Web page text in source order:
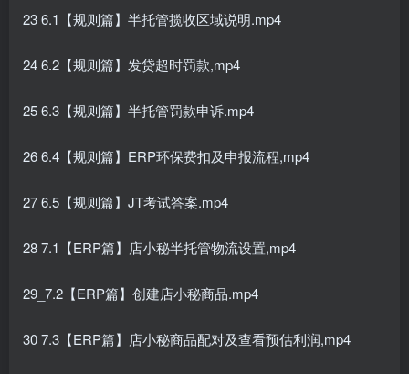
23 6.1【规则篇】半托管揽收区域说明.mp4
24 6.2【规则篇】发贷超时罚款,mp4
25 6.3【规则篇】半托管罚款申诉.mp4
26 6.4【规则篇】ERP环保费扣及申报流程,mp4
27 6.5【规则篇】JT考试答案.mp4
28 7.1【ERP篇】店小秘半托管物流设置,mp4
29_7.2【ERP篇】创建店小秘商品.mp4
30 7.3【ERP篇】店小秘商品配对及查看预估利润,mp4